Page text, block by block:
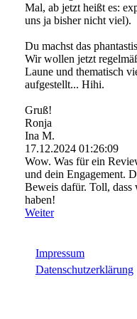
Mal, ab jetzt heißt es:
uns ja bisher nicht viel).
Du machst das
Wir wollen jetzt
Laune und thematisch
aufgestellt... Hihi.
Gruß!
Ronja
Ina M.
17.12.2024 01:26:09
Wow. Was für ein
und dein Engagement.
Beweis dafür. Toll,
haben!
Weiter
Impressum
Datenschutzerklärung